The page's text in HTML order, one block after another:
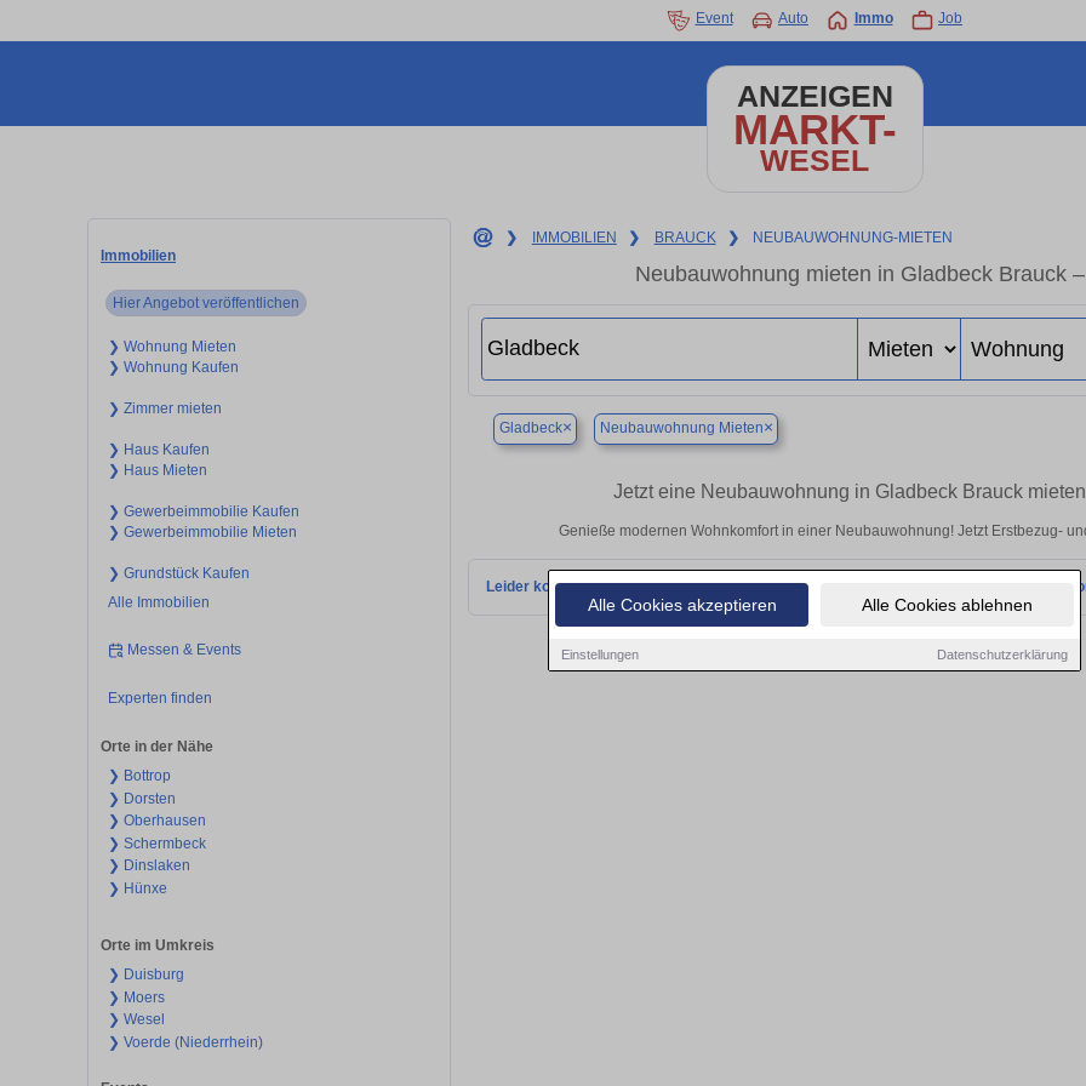
Alle Cookies akzeptieren Alle Cookies ablehnen
Einstellungen Datenschutzerklärung
Event Auto Immo Job
ANZEIGEN
MARKT-
WESEL
Immobilien
Hier Angebot veröffentlichen
❯ Wohnung Mieten
❯ Wohnung Kaufen
❯ Zimmer mieten
❯ Haus Kaufen
❯ Haus Mieten
❯ Gewerbeimmobilie Kaufen
❯ Gewerbeimmobilie Mieten
❯ Grundstück Kaufen
Alle Immobilien
Messen & Events
Experten finden
Orte in der Nähe
❯ Bottrop
❯ Dorsten
❯ Oberhausen
❯ Schermbeck
❯ Dinslaken
❯ Hünxe
Orte im Umkreis
❯ Duisburg
❯ Moers
❯ Wesel
❯ Voerde (Niederrhein)
❯ IMMOBILIEN ❯ BRAUCK ❯ NEUBAUWOHNUNG-MIETEN
Neubauwohnung mieten in Gladbeck Brauck
Gladbeck× Neubauwohnung Mieten×
Jetzt eine Neubauwohnung in Gladbeck Brauck
Genieße modernen Wohnkomfort in einer Neubauwohnung! Jetzt Erstbezug-
Leider konnten wir derzeit keine passenden Objekte finden. Schauen Sie bald wieder